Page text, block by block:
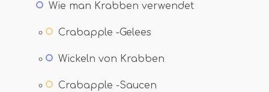
Wie man Krabben verwendet
Crabapple -Gelees
Wickeln von Krabben
Crabapple -Saucen